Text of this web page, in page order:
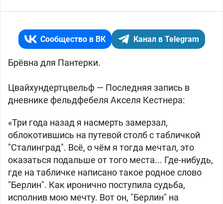
Сообщество в ВК Канал в Telegram
Брёвна для Пантерки.
Цвайхундертцвельф — Последняя запись в
дневнике фельдфебеля Акселя Кестнера:
«Три года назад я насмерть замерзал,
облокотившись на путевой столб с табличкой
"Сталинград". Всё, о чём я тогда мечтал, это
оказаться подальше от того места... Где-нибудь,
где на табличке написано такое родное слово
"Берлин". Как иронично поступила судьба,
исполнив мою мечту. Вот он, "Берлин" на